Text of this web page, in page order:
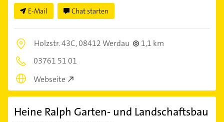
E-Mail Chat starten
Holzstr. 43C,08412 Werdau
1,1 km
03761 51 01
Webseite
Heine Ralph Garten- und Landschaftsbau